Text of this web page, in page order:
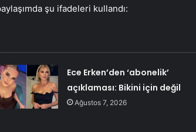
şu ifadeleri kullandı:
Ece Erken’den ‘abonelik’
açıklaması: Bikini için değil
Ağustos 7, 2026